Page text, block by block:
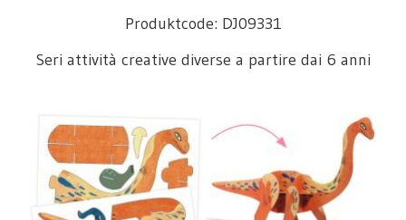
Produktcode: DJ09331
Seri attività creative diverse a partire dai 6 anni